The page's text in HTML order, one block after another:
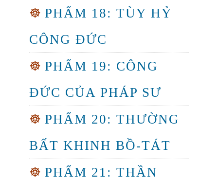
☸ PHẨM 18: TÙY HỶ
CÔNG ĐỨC
☸ PHẨM 19: CÔNG
ĐỨC CỦA PHÁP SƯ
☸ PHẨM 20: THƯỜNG
BẤT KHINH BỒ-TÁT
☸ PHẨM 21: THẦN